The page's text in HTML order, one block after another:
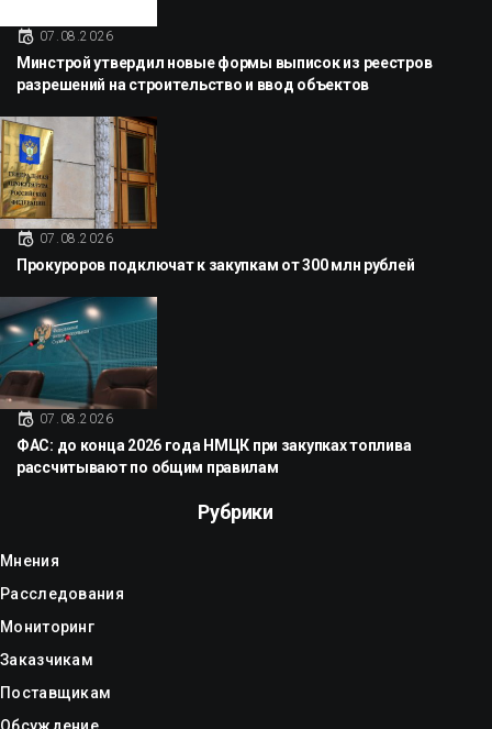
07.08.2026
Минстрой утвердил новые формы выписок из реестров
разрешений на строительство и ввод объектов
07.08.2026
Прокуроров подключат к закупкам от 300 млн рублей
07.08.2026
ФАС: до конца 2026 года НМЦК при закупках топлива
рассчитывают по общим правилам
Рубрики
Мнения
Расследования
Мониторинг
Заказчикам
Поставщикам